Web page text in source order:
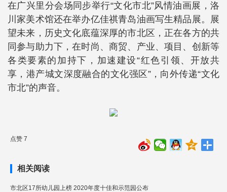
在广兴里分会场同步举行“文化市北”风情油画展，洛
川家美术馆还在举办亿佳祺青岛油画写生精品展。展
望未来，历史文化底蕴深厚的市北区，正在各方的共
同参与助力下，在时尚、商贸、产业、项目、创新等
各类要素的加持下，加速建设“红色引领、开放共
享，港产城文深度融合的文化强区”，向外传递“文化
市北”的声音。
点赞 7
相关阅读
市北区17所幼儿园上榜 2020年度十佳和示范园公布